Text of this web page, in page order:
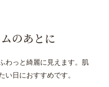
のあとに
わっと綺麗に見えます。
肌
い日におすすめです。